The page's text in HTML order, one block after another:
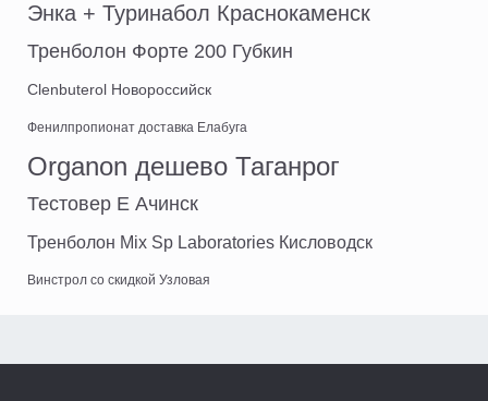
Энка + Туринабол Краснокаменск
Тренболон Форте 200 Губкин
Clenbuterol Новороссийск
Фенилпропионат доставка Елабуга
Organon дешево Таганрог
Тестовер Е Ачинск
Тренболон Mix Sp Laboratories Кисловодск
Винстрол со скидкой Узловая